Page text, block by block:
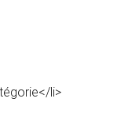
li>